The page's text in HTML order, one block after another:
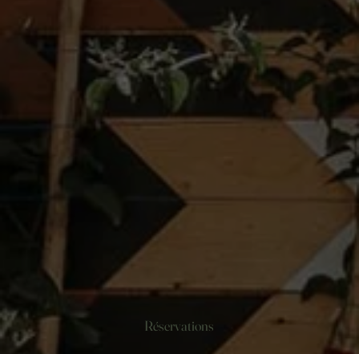
Réservations